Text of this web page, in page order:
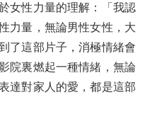
性力量的理解：「我認
力量，無論男性女性，大
了這部片子，消極情緒會
院裏燃起一種情緒，無論
達對家人的愛，都是這部